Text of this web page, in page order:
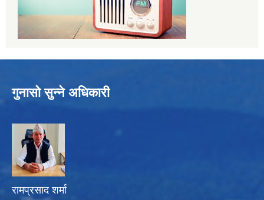
गुनासो सुन्ने अधिकारी
रामप्रसाद शर्मा